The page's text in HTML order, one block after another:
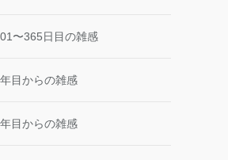
〜365日目の雑感
目からの雑感
目からの雑感